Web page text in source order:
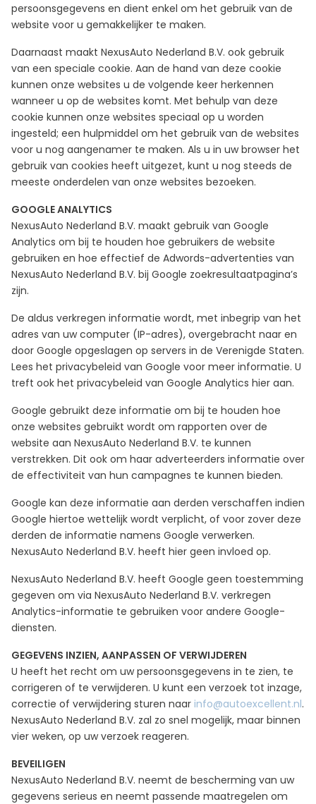
persoonsgegevens en dient enkel om het gebruik van de
website voor u gemakkelijker te maken.
Daarnaast maakt NexusAuto Nederland B.V. ook gebruik
van een speciale cookie. Aan de hand van deze cookie
kunnen onze websites u de volgende keer herkennen
wanneer u op de websites komt. Met behulp van deze
cookie kunnen onze websites speciaal op u worden
ingesteld; een hulpmiddel om het gebruik van de websites
voor u nog aangenamer te maken. Als u in uw browser het
gebruik van cookies heeft uitgezet, kunt u nog steeds de
meeste onderdelen van onze websites bezoeken.
GOOGLE ANALYTICS
NexusAuto Nederland B.V. maakt gebruik van Google
Analytics om bij te houden hoe gebruikers de website
gebruiken en hoe effectief de Adwords-advertenties van
NexusAuto Nederland B.V. bij Google zoekresultaatpagina’s
zijn.
De aldus verkregen informatie wordt, met inbegrip van het
adres van uw computer (IP-adres), overgebracht naar en
door Google opgeslagen op servers in de Verenigde Staten.
Lees het privacybeleid van Google voor meer informatie. U
treft ook het privacybeleid van Google Analytics hier aan.
Google gebruikt deze informatie om bij te houden hoe
onze websites gebruikt wordt om rapporten over de
website aan NexusAuto Nederland B.V. te kunnen
verstrekken. Dit ook om haar adverteerders informatie over
de effectiviteit van hun campagnes te kunnen bieden.
Google kan deze informatie aan derden verschaffen indien
Google hiertoe wettelijk wordt verplicht, of voor zover deze
derden de informatie namens Google verwerken.
NexusAuto Nederland B.V. heeft hier geen invloed op.
NexusAuto Nederland B.V. heeft Google geen toestemming
gegeven om via NexusAuto Nederland B.V. verkregen
Analytics-informatie te gebruiken voor andere Google-
diensten.
GEGEVENS INZIEN, AANPASSEN OF VERWIJDEREN
U heeft het recht om uw persoonsgegevens in te zien, te
corrigeren of te verwijderen. U kunt een verzoek tot inzage,
correctie of verwijdering sturen naar info@autoexcellent.nl.
NexusAuto Nederland B.V. zal zo snel mogelijk, maar binnen
vier weken, op uw verzoek reageren.
BEVEILIGEN
NexusAuto Nederland B.V. neemt de bescherming van uw
gegevens serieus en neemt passende maatregelen om